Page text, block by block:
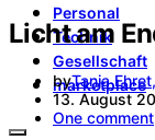
Personal
Technik
Gesellschaft
marketplace
Licht am
byTanja
13. August
One comment